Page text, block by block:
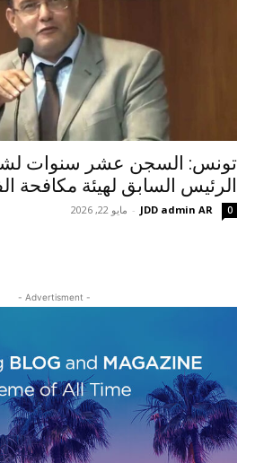
تونس: السجن عشر سنوات
الرئيس السابق لهيئة مكافحة
JDD admin AR
- مايو 22, 2026 0
- Advertisment -